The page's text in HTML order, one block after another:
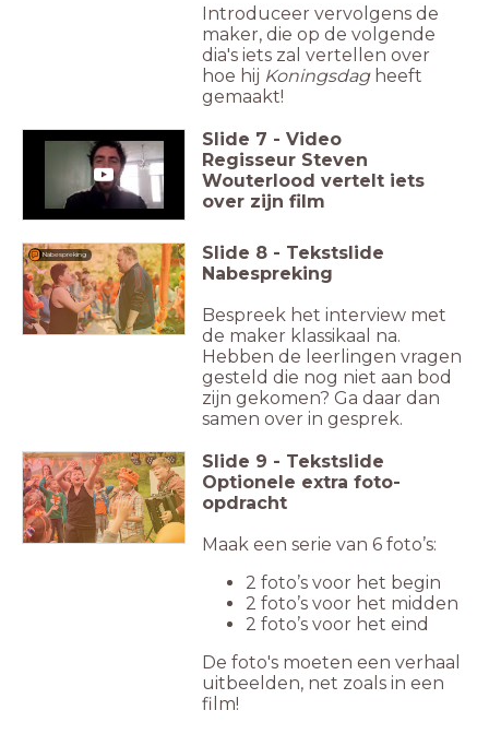
Introduceer vervolgens de
maker, die op de volgende
dia's iets zal vertellen over
hoe hij Koningsdag heeft
gemaakt!
Slide 7 - Video
Regisseur Steven
Wouterlood vertelt iets
over zijn film
Nabespreking Slide 8 - Tekstslide
Nabespreking
Bespreek het interview met
de maker klassikaal na.
Hebben de leerlingen vragen
gesteld die nog niet aan bod
zijn gekomen? Ga daar dan
samen over in gesprek.
Slide 9 - Tekstslide
Optionele extra foto-
opdracht
Maak een serie van 6 foto’s:
2 foto’s voor het begin
2 foto’s voor het midden
2 foto’s voor het eind
De foto's moeten een verhaal
uitbeelden, net zoals in een
film!